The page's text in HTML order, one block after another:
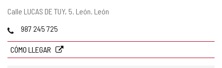
Dirección
Calle LUCAS DE TUY, 5. León. León
Teléfonos
987 245 725
CÓMO LLEGAR